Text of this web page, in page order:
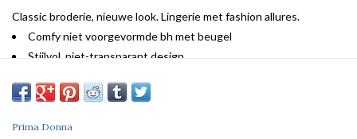
Classic broderie, nieuwe look. Lingerie met fashion allures.
Comfy niet voorgevormde bh met beugel
Stijlvol, niet-transparant design
Trending in lila en lime
Prima Donna